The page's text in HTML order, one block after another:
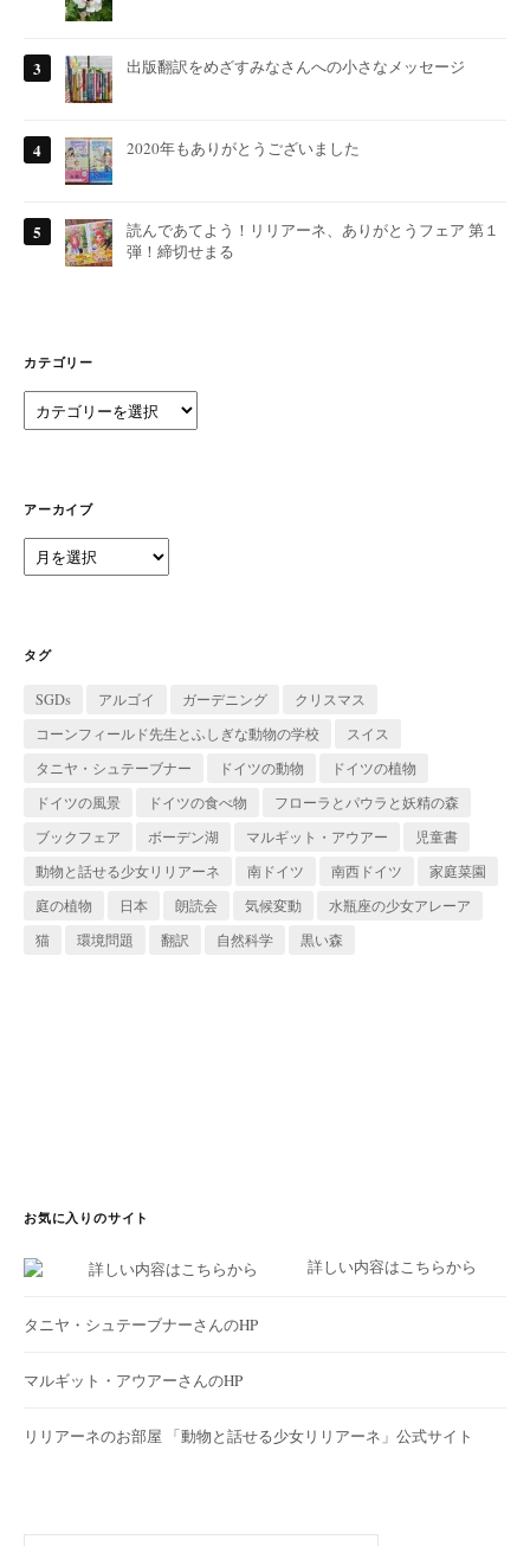
出版翻訳をめざすみなさんへの小さなメッセージ
2020年もありがとうございました
読んであてよう！リリアーネ、ありがとうフェア 第１
弾！締切せまる
カテゴリー
テ
ー
アーカイブ
ー
ブ
タグ
SGDs アルゴイ ガーデニング
クリスマス
コーンフィールド先生とふしぎな動物の学校
スイス
タニヤ・シュテーブナー
ドイツの動物
ドイツの植物
ドイツの風景
ドイツの食べ物
フローラとパウラと妖精の森
ブックフェア
ボーデン湖 マルギット・アウアー
児童書
動物と話せる少女リリアーネ
南ドイツ 南西ドイツ
家庭菜園
庭の植物
日本 朗読会 気候変動
水瓶座の少女アレーア
猫
環境問題 翻訳 自然科学 黒い森
お気に入りのサイト
詳しい内容はこちらから
タニヤ・シュテーブナーさんのHP
マルギット・アウアーさんのHP
リリアーネのお部屋 「動物と話せる少女リリアーネ」公式サイト